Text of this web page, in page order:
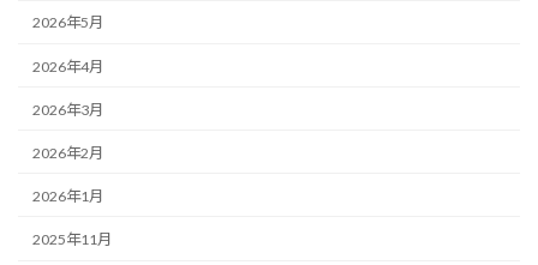
2026年5月
2026年4月
2026年3月
2026年2月
2026年1月
2025年11月